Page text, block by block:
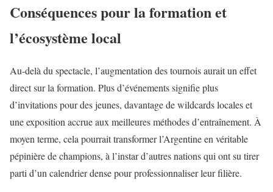
Conséquences pour la formation et
l’écosystème local
Au-delà du spectacle, l’augmentation des tournois aurait un effet
direct sur la formation. Plus d’événements signifie plus
d’invitations pour des jeunes, davantage de wildcards locales et
une exposition accrue aux meilleures méthodes d’entraînement. À
moyen terme, cela pourrait transformer l’Argentine en véritable
pépinière de champions, à l’instar d’autres nations qui ont su tirer
parti d’un calendrier dense pour professionnaliser leur filière.